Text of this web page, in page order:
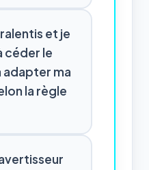
et je
céder le
adapter ma
la règle